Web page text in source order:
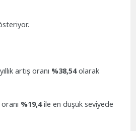
artış oranı %38,54olarak
%19,4ile en düşük seviyede